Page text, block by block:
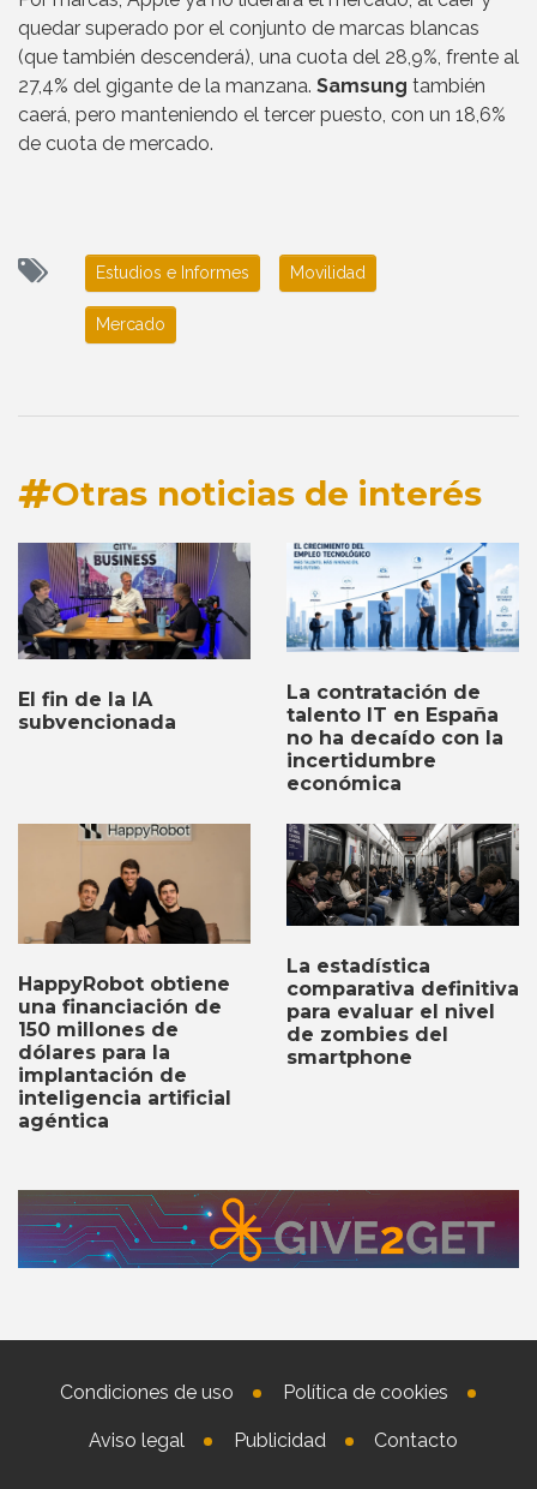
quedar superado por el conjunto de marcas blancas
(que también descenderá), una cuota del 28,9%, frente al
27,4% del gigante de la manzana. Samsung también
caerá, pero manteniendo el tercer puesto, con un 18,6%
de cuota de mercado.
Estudios e Informes Movilidad
Mercado
Otras noticias de interés
El fin de la IA
subvencionada
La contratación de
talento IT en España
no ha decaído con la
incertidumbre
económica
HappyRobot obtiene
una financiación de
150 millones de
dólares para la
implantación de
inteligencia artificial
agéntica
La estadística
comparativa definitiva
para evaluar el nivel
de zombies del
smartphone
Condiciones de uso Política de cookies
Aviso legal Publicidad Contacto